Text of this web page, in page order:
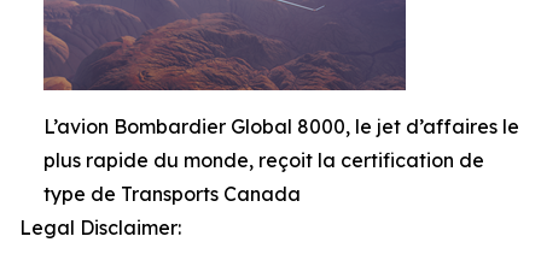
L’avion Bombardier Global 8000, le jet d’affaires le
plus rapide du monde, reçoit la certification de
type de Transports Canada
Legal Disclaimer: